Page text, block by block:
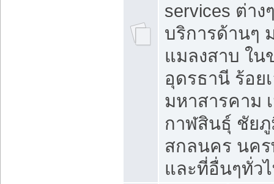
services ต่าง
บริการด้านๆ
แมลงสาบ ใ
อุดรธานี ร้อย
มหาสารคาม
กาฬสินธุ์ ชัย
สกลนคร นค
และที่อื่นๆทั่ว